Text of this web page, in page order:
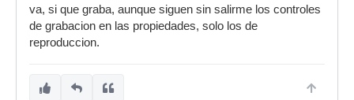
va, si que graba, aunque siguen sin salirme los controles
de grabacion en las propiedades, solo los de
reproduccion.